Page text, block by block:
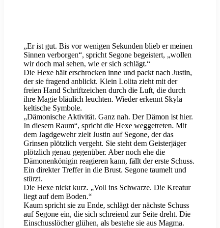
„Er ist gut. Bis vor wenigen Sekunden blieb er meinen
Sinnen verborgen“, spricht Segone begeistert, „wollen
wir doch mal sehen, wie er sich schlägt.“
Die Hexe hält erschrocken inne und packt nach Justin,
der sie fragend anblickt. Klein Lolita zieht mit der
freien Hand Schriftzeichen durch die Luft, die durch
ihre Magie bläulich leuchten. Wieder erkennt Skyla
keltische Symbole.
„Dämonische Aktivität. Ganz nah. Der Dämon ist hier.
In diesem Raum“, spricht die Hexe weggetreten. Mit
dem Jagdgewehr zielt Justin auf Segone, der das
Grinsen plötzlich vergeht. Sie steht dem Geisterjäger
plötzlich genau gegenüber. Aber noch ehe die
Dämonenkönigin reagieren kann, fällt der erste Schuss.
Ein direkter Treffer in die Brust. Segone taumelt und
stürzt.
Die Hexe nickt kurz. „Voll ins Schwarze. Die Kreatur
liegt auf dem Boden.“
Kaum spricht sie zu Ende, schlägt der nächste Schuss
auf Segone ein, die sich schreiend zur Seite dreht. Die
Einschusslöcher glühen, als bestehe sie aus Magma.